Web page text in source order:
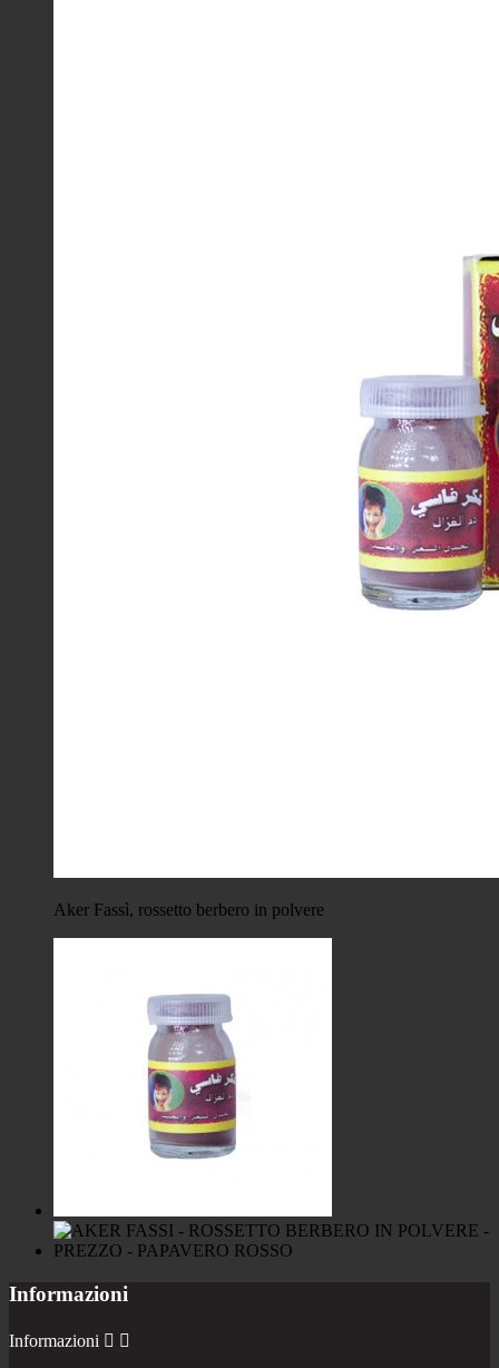
Aker Fassì, rossetto berbero in polvere
Informazioni
Informazioni  